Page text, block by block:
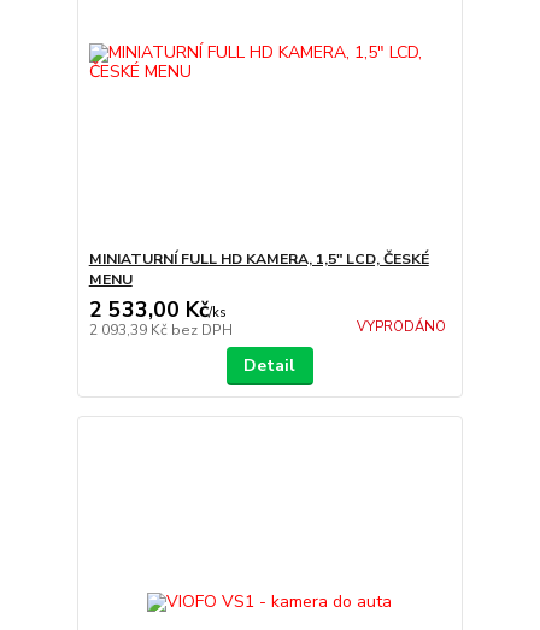
MINIATURNÍ FULL HD KAMERA, 1,5" LCD, ČESKÉ
MENU
2 533,00 Kč/ks
2 093,39 Kč bez DPH VYPRODÁNO
Detail